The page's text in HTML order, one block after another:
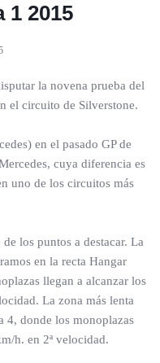
1 2015
la novena prueba del
el circuito de Silverstone.
en el pasado GP de
cuya diferencia es
uno de los circuitos más
los puntos a destacar. La
en la recta Hangar
llegan a alcanzar los
La zona más lenta
4, donde los monoplazas
h. en 2ª velocidad.